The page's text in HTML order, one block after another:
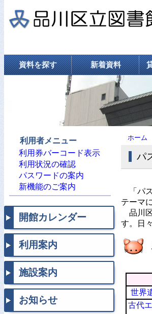
資料を探す 新着資料
利用者メニュー
利用券バーコード表示
利用状況の確認
パスワードの案内
新機能のご案内
開館カレンダー
利用案内
施設案内
お知らせ
ホーム
パ
「パ
テーマ
品川区
す。日
世界
古代